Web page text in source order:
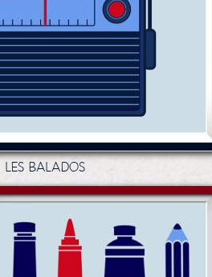
LES BALADOS